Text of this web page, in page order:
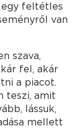
egy feltétles
van
szava,
fel, akár
a piacot.
teszi, amit
lássuk,
mellett